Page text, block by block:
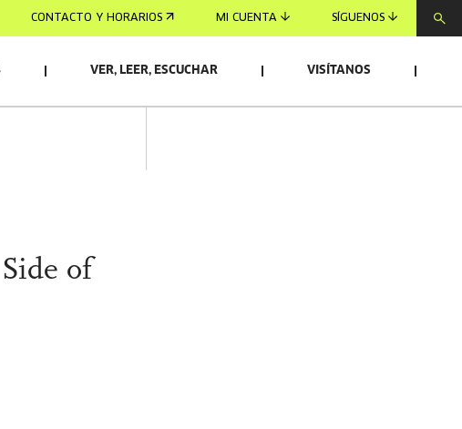
CONTACTO Y HORARIOS MI CUENTA SÍGUENOS
VER, LEER, ESCUCHAR VISÍTANOS
of